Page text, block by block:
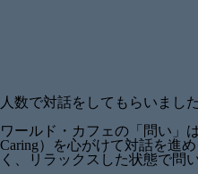
人数で対話をしてもらいました
ワールド・カフェの「問い」
Caring）を心がけて対話を進
く、リラックスした状態で問